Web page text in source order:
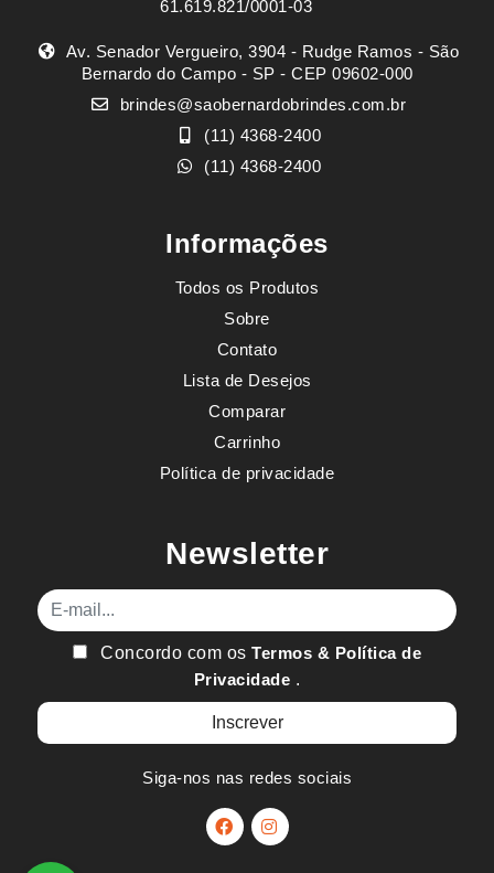
61.619.821/0001-03
Av. Senador Vergueiro, 3904 - Rudge Ramos - São
Bernardo do Campo - SP - CEP 09602-000
brindes@saobernardobrindes.com.br
(11) 4368-2400
(11) 4368-2400
Informações
Todos os Produtos
Sobre
Contato
Lista de Desejos
Comparar
Carrinho
Política de privacidade
Newsletter
E-mail
Concordo com osTermos & Política de
Privacidade .
Siga-nos nas redes sociais